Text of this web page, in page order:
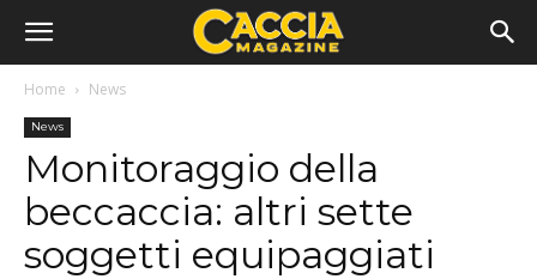
Home News
News
Monitoraggio della
beccaccia: altri sette
soggetti equipaggiati